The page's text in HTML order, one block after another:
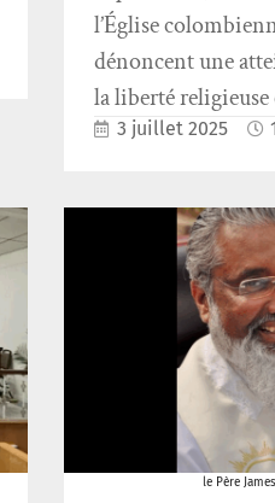
l’Église
dénoncent une
la liberté religieuse
3 juillet 2025
le Père